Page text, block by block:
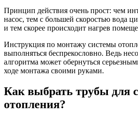
Принцип действия очень прост: чем
насос, тем с большей скоростью вода
и тем скорее происходит нагрев
Инструкция по монтажу системы
выполняться беспрекословно. Ведь
алгоритма может обернуться
ходе монтажа своими руками.
Как выбрать трубы для
отопления?